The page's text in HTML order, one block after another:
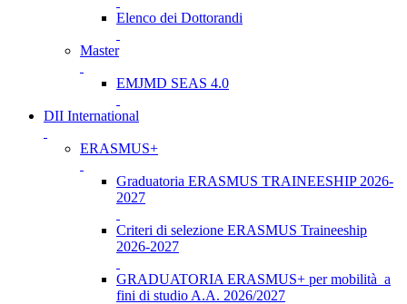
Elenco dei Dottorandi
Master
EMJMD SEAS 4.0
DII International
ERASMUS+
Graduatoria ERASMUS TRAINEESHIP 2026-
2027
Criteri di selezione ERASMUS Traineeship
2026-2027
GRADUATORIA ERASMUS+ per mobilità a
fini di studio A.A. 2026/2027